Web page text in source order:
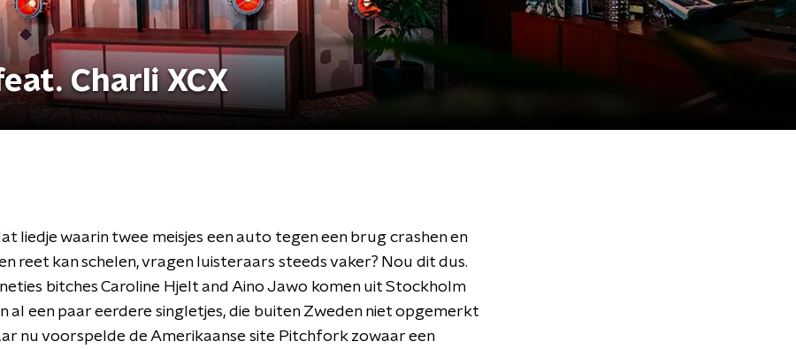
Charli XCX
liedje waarin twee meisjes een auto tegen een brug crashen en
reet kan schelen, vragen luisteraars steeds vaker? Nou dit dus.
bitches Caroline Hjelt and Aino Jawo komen uit Stockholm
al een paar eerdere singletjes, die buiten Zweden niet opgemerkt
nu voorspelde de Amerikaanse site Pitchfork zowaar een